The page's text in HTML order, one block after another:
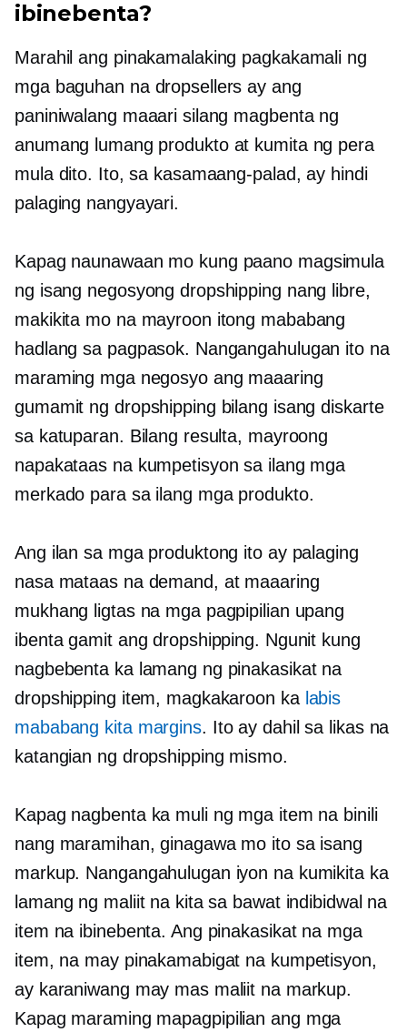
ibinebenta?
Marahil ang pinakamalaking pagkakamali ng
mga baguhan na dropsellers ay ang
paniniwalang maaari silang magbenta ng
anumang lumang produkto at kumita ng pera
mula dito. Ito, sa kasamaang-palad, ay hindi
palaging nangyayari.
Kapag naunawaan mo kung paano magsimula
ng isang negosyong dropshipping nang libre,
makikita mo na mayroon itong mababang
hadlang sa pagpasok. Nangangahulugan ito na
maraming mga negosyo ang maaaring
gumamit ng dropshipping bilang isang diskarte
sa katuparan. Bilang resulta, mayroong
napakataas na kumpetisyon sa ilang mga
merkado para sa ilang mga produkto.
Ang ilan sa mga produktong ito ay palaging
nasa mataas na demand, at maaaring
mukhang ligtas na mga pagpipilian upang
ibenta gamit ang dropshipping. Ngunit kung
nagbebenta ka lamang ng pinakasikat na
dropshipping item, magkakaroon ka labis
mababang kitamargins. Ito ay dahil sa likas na
katangian ng dropshipping mismo.
Kapag nagbenta ka muli ng mga item na binili
nang maramihan, ginagawa mo ito sa isang
markup. Nangangahulugan iyon na kumikita ka
lamang ng maliit na kita sa bawat indibidwal na
item na ibinebenta. Ang pinakasikat na mga
item, na may pinakamabigat na kumpetisyon,
ay karaniwang may mas maliit na markup.
Kapag maraming mapagpipilian ang mga